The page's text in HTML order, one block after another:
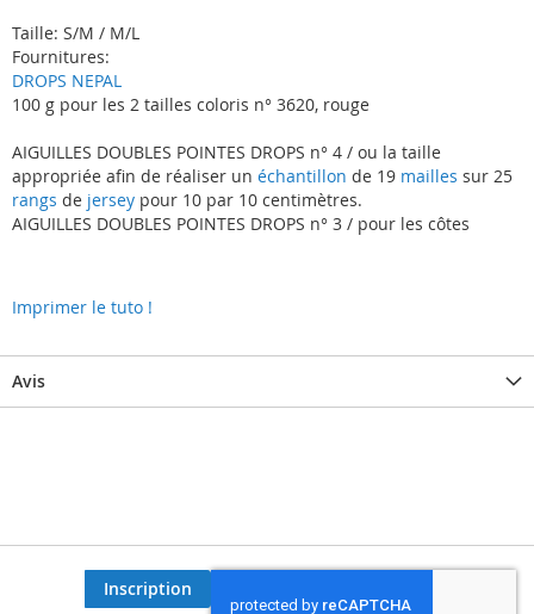
Taille: S/M / M/L
Fournitures:
DROPS NEPAL
100 g pour les 2 tailles coloris n° 3620, rouge
AIGUILLES DOUBLES POINTES DROPS n° 4 / ou la taille
appropriée afin de réaliser un échantillon de 19 mailles sur 25
rangs de jersey pour 10 par 10 centimètres.
AIGUILLES DOUBLES POINTES DROPS n° 3 / pour les côtes
Imprimer le tuto !
Avis
Inscription